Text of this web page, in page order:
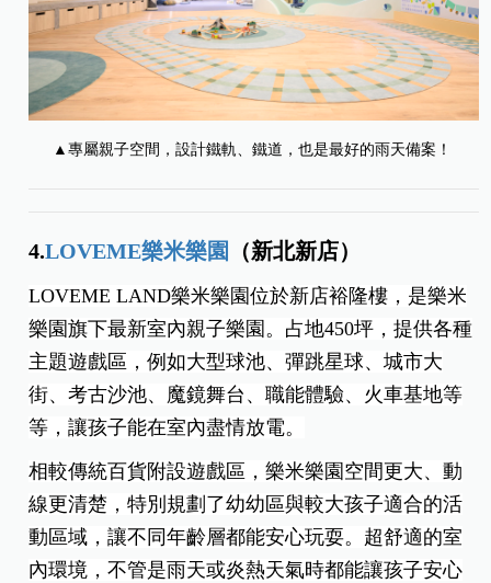
▲專屬親子空間，設計鐵軌、鐵道，也是最好的雨天備案！
4.LOVEME樂米樂園 （新北新店）
LOVEME LAND樂米樂園位於新店裕隆樓，是樂米
樂園旗下最新室內親子樂園。占地450坪，提供各種
主題遊戲區，例如大型球池、彈跳星球、城市大
街、考古沙池、魔鏡舞台、職能體驗、火車基地等
等，讓孩子能在室內盡情放電。
相較傳統百貨附設遊戲區，樂米樂園空間更大、動
線更清楚，特別規劃了幼幼區與較大孩子適合的活
動區域，讓不同年齡層都能安心玩耍。超舒適的室
內環境，不管是雨天或炎熱天氣時都能讓孩子安心